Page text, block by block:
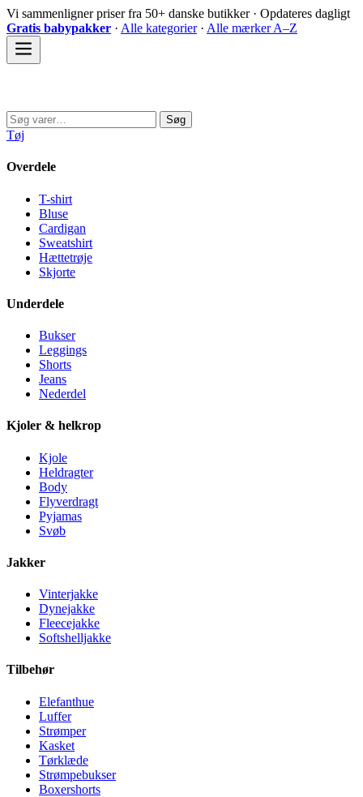
Spring
til
indhold
Vi sammenligner priser fra 50+ danske butikker · Opdateres dagligt
Gratis babypakker · Alle kategorier· Alle mærker A–Z
Søg
efter:
Søg
Tøj
Overdele
T-shirt
Bluse
Cardigan
Sweatshirt
Hættetrøje
Skjorte
Underdele
Bukser
Leggings
Shorts
Jeans
Nederdel
Kjoler & helkrop
Kjole
Heldragter
Body
Flyverdragt
Pyjamas
Svøb
Jakker
Vinterjakke
Dynejakke
Fleecejakke
Softshelljakke
Tilbehør
Elefanthue
Luffer
Strømper
Kasket
Tørklæde
Strømpebukser
Boxershorts